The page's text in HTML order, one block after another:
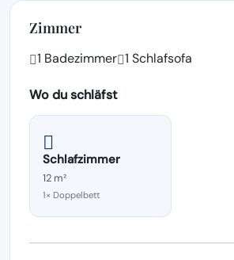
Zimmer
1 Badezimmer 1 Schlafsofa
Wo du schläfst
Schlafzimmer
12 m²
1× Doppelbett